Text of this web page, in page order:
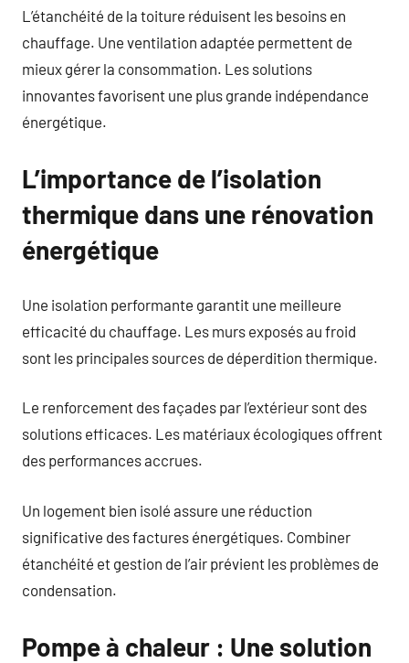
L’étanchéité de la toiture réduisent les besoins en
chauffage. Une ventilation adaptée permettent de
mieux gérer la consommation. Les solutions
innovantes favorisent une plus grande indépendance
énergétique.
L’importance de l’isolation
thermique dans une rénovation
énergétique
Une isolation performante garantit une meilleure
efficacité du chauffage. Les murs exposés au froid
sont les principales sources de déperdition thermique.
Le renforcement des façades par l’extérieur sont des
solutions efficaces. Les matériaux écologiques offrent
des performances accrues.
Un logement bien isolé assure une réduction
significative des factures énergétiques. Combiner
étanchéité et gestion de l’air prévient les problèmes de
condensation.
Pompe à chaleur : Une solution